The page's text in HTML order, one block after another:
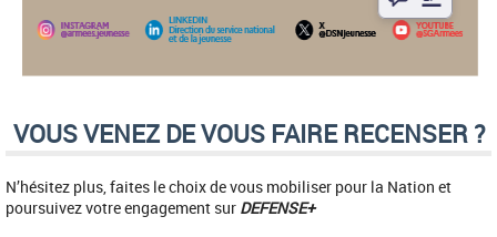
VOUS VENEZ DE VOUS FAIRE RECENSER ?
N’hésitez plus, faites le choix de vous mobiliser pour la Nation et
poursuivez votre engagement surDEFENSE+